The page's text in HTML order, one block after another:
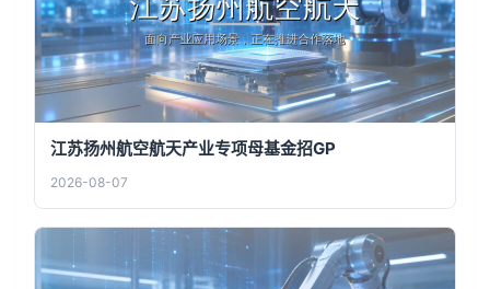
江苏扬州航空航天产业专项母基金招GP
2026-08-07